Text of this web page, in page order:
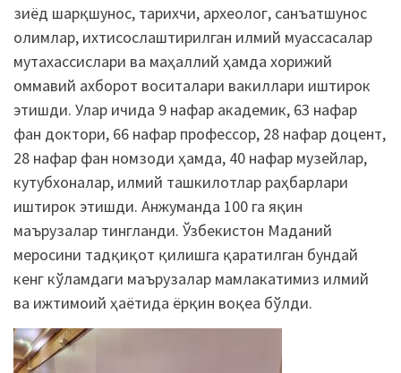
зиёд шарқшунос, тарихчи, археолог, санъатшунос
олимлар, ихтисослаштирилган илмий муассасалар
мутахассислари ва маҳаллий ҳамда хорижий
оммавий ахборот воситалари вакиллари иштирок
этишди. Улар ичида 9 нафар академик, 63 нафар
фан доктори, 66 нафар профессор, 28 нафар доцент,
28 нафар фан номзоди ҳамда, 40 нафар музейлар,
кутубхоналар, илмий ташкилотлар раҳбарлари
иштирок этишди. Анжуманда 100 га яқин
маърузалар тингланди. Ўзбекистон Маданий
меросини тадқиқот қилишга қаратилган бундай
кенг кўламдаги маърузалар мамлакатимиз илмий
ва ижтимоий ҳаётида ёрқин воқеа бўлди.